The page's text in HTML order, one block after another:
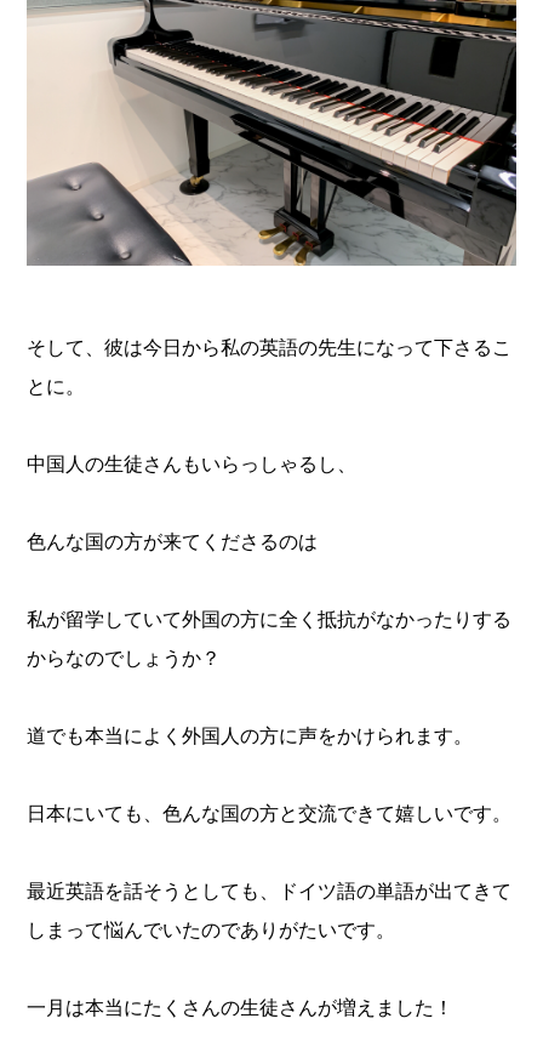
そして、彼は今日から私の英語の先生になって下さるこ
とに。
中国人の生徒さんもいらっしゃるし、
色んな国の方が来てくださるのは
私が留学していて外国の方に全く抵抗がなかったりする
からなのでしょうか？
道でも本当によく外国人の方に声をかけられます。
日本にいても、色んな国の方と交流できて嬉しいです。
最近英語を話そうとしても、ドイツ語の単語が出てきて
しまって悩んでいたのでありがたいです。
一月は本当にたくさんの生徒さんが増えました！